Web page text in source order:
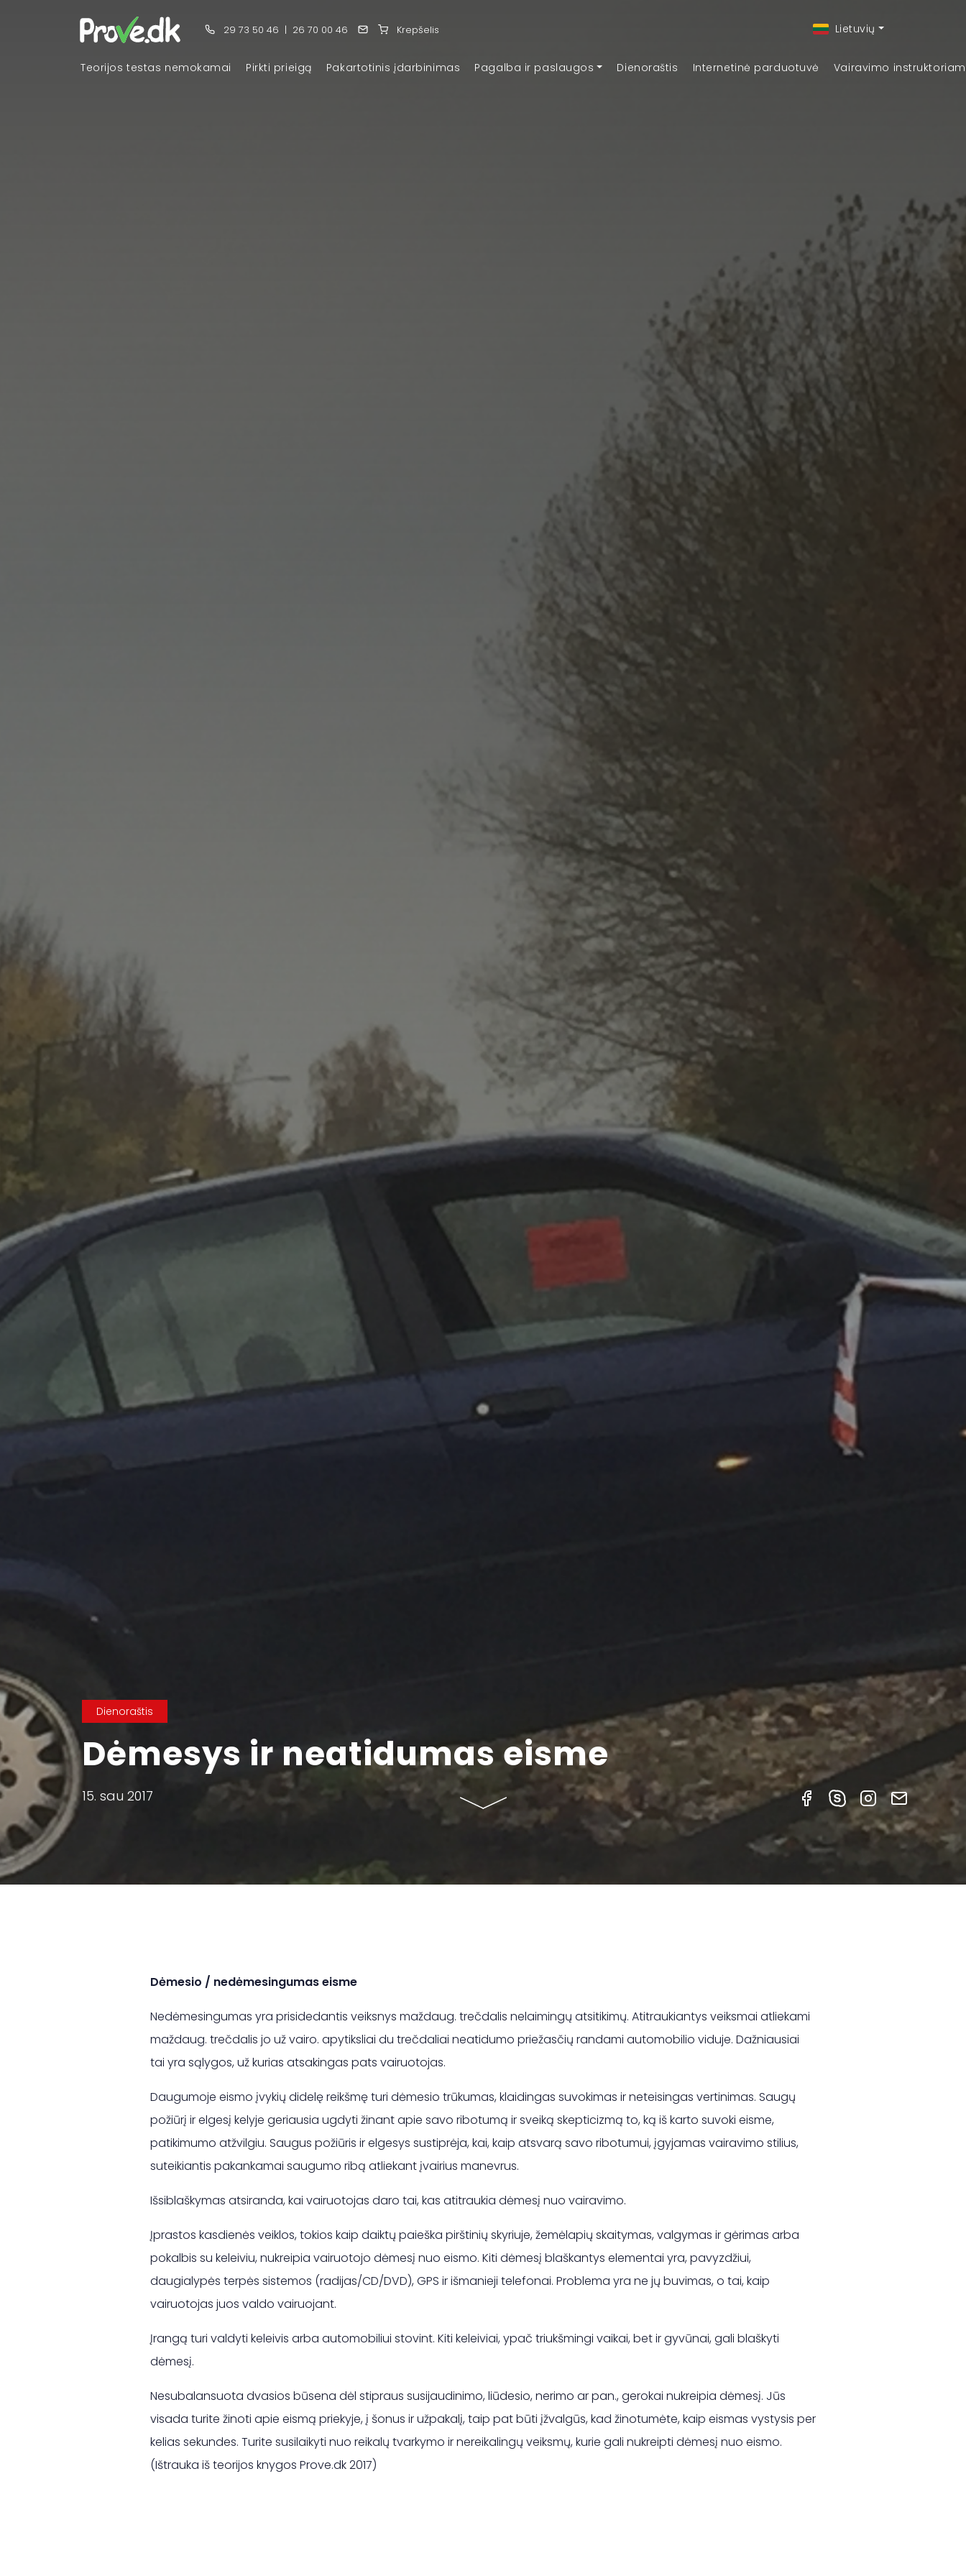
29 73 50 46 | 26 70 00 46 Krepšelis Lietuvių
Teorijos testas nemokamai Pirkti prieigą Pakartotinis įdarbinimas Pagalba ir paslaugos Dienoraštis Internetinė parduotuvė Vairavimo
Dienoraštis
Dėmesys ir neatidumas eisme
15. sau 2017
Dėmesio / nedėmesingumas eisme
Nedėmesingumas yra prisidedantis veiksnys maždaug. trečdalis nelaimingų atsitikimų. Atitraukiantys veiksmai atliekami
maždaug. trečdalis jo už vairo. apytiksliai du trečdaliai neatidumo priežasčių randami automobilio viduje. Dažniausiai
tai yra sąlygos, už kurias atsakingas pats vairuotojas.
Daugumoje eismo įvykių didelę reikšmę turi dėmesio trūkumas, klaidingas suvokimas ir neteisingas vertinimas. Saugų
požiūrį ir elgesį kelyje geriausia ugdyti žinant apie savo ribotumą ir sveiką skepticizmą to, ką iš karto suvoki eisme,
patikimumo atžvilgiu. Saugus požiūris ir elgesys sustiprėja, kai, kaip atsvarą savo ribotumui, įgyjamas vairavimo stilius,
suteikiantis pakankamai saugumo ribą atliekant įvairius manevrus.
Išsiblaškymas atsiranda, kai vairuotojas daro tai, kas atitraukia dėmesį nuo vairavimo.
Įprastos kasdienės veiklos, tokios kaip daiktų paieška pirštinių skyriuje, žemėlapių skaitymas, valgymas ir gėrimas arba
pokalbis su keleiviu, nukreipia vairuotojo dėmesį nuo eismo. Kiti dėmesį blaškantys elementai yra, pavyzdžiui,
daugialypės terpės sistemos (radijas/CD/DVD), GPS ir išmanieji telefonai. Problema yra ne jų buvimas, o tai, kaip
vairuotojas juos valdo vairuojant.
Įrangą turi valdyti keleivis arba automobiliui stovint. Kiti keleiviai, ypač triukšmingi vaikai, bet ir gyvūnai, gali blaškyti
dėmesį.
Nesubalansuota dvasios būsena dėl stipraus susijaudinimo, liūdesio, nerimo ar pan., gerokai nukreipia dėmesį. Jūs
visada turite žinoti apie eismą priekyje, į šonus ir užpakalį, taip pat būti įžvalgūs, kad žinotumėte, kaip eismas vystysis per
kelias sekundes. Turite susilaikyti nuo reikalų tvarkymo ir nereikalingų veiksmų, kurie gali nukreipti dėmesį nuo eismo.
(Ištrauka iš teorijos knygos Prove.dk 2017)